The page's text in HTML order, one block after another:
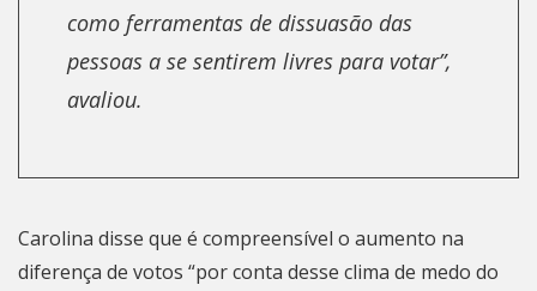
como ferramentas de dissuasão das
pessoas a se sentirem livres para votar”,
avaliou.
Carolina disse que é compreensível o aumento na
diferença de votos “por conta desse clima de medo do